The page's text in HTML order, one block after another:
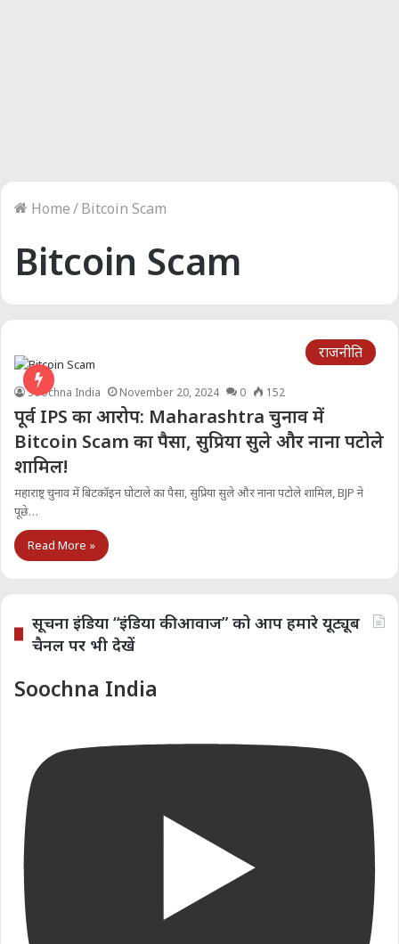
Home/Bitcoin Scam
Bitcoin Scam
राजनीति
Soochna India November 20, 2024 0 152
पूर्व IPS का आरोप: Maharashtra चुनाव में
Bitcoin Scam का पैसा, सुप्रिया सुले और नाना पटोले
शामिल!
महाराष्ट्र चुनाव में बिटकॉइन घोटाले का पैसा, सुप्रिया सुले और नाना पटोले शामिल, BJP ने
पूछे…
Read More »
सूचना इंडिया “इंडिया की आवाज” को आप हमारे यूट्यूब
चैनल पर भी देखें
Soochna India